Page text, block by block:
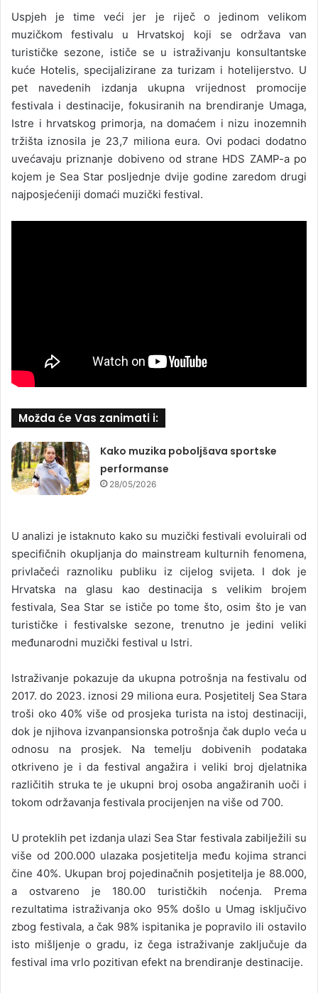
Uspjeh je time veći jer je riječ o jedinom velikom
muzičkom festivalu u Hrvatskoj koji se održava van
turističke sezone, ističe se u istraživanju konsultantske
kuće Hotelis, specijalizirane za turizam i hotelijerstvo. U
pet navedenih izdanja ukupna vrijednost promocije
festivala i destinacije, fokusiranih na brendiranje Umaga,
Istre i hrvatskog primorja, na domaćem i nizu inozemnih
tržišta iznosila je 23,7 miliona eura. Ovi podaci dodatno
uvećavaju priznanje dobiveno od strane HDS ZAMP-a po
kojem je Sea Star posljednje dvije godine zaredom drugi
najposjećeniji domaći muzički festival.
Možda će Vas zanimati i:
Kako muzika poboljšava sportske
performanse
28/05/2026
U analizi je istaknuto kako su muzički festivali evoluirali od
specifičnih okupljanja do mainstream kulturnih fenomena,
privlačeći raznoliku publiku iz cijelog svijeta. I dok je
Hrvatska na glasu kao destinacija s velikim brojem
festivala, Sea Star se ističe po tome što, osim što je van
turističke i festivalske sezone, trenutno je jedini veliki
međunarodni muzički festival u Istri.
Istraživanje pokazuje da ukupna potrošnja na festivalu od
2017. do 2023. iznosi 29 miliona eura. Posjetitelj Sea Stara
troši oko 40% više od prosjeka turista na istoj destinaciji,
dok je njihova izvanpansionska potrošnja čak duplo veća u
odnosu na prosjek. Na temelju dobivenih podataka
otkriveno je i da festival angažira i veliki broj djelatnika
različitih struka te je ukupni broj osoba angažiranih uoči i
tokom održavanja festivala procijenjen na više od 700.
U proteklih pet izdanja ulazi Sea Star festivala zabilježili su
više od 200.000 ulazaka posjetitelja među kojima stranci
čine 40%. Ukupan broj pojedinačnih posjetitelja je 88.000,
a ostvareno je 180.00 turističkih noćenja. Prema
rezultatima istraživanja oko 95% došlo u Umag isključivo
zbog festivala, a čak 98% ispitanika je popravilo ili ostavilo
isto mišljenje o gradu, iz čega istraživanje zaključuje da
festival ima vrlo pozitivan efekt na brendiranje destinacije.